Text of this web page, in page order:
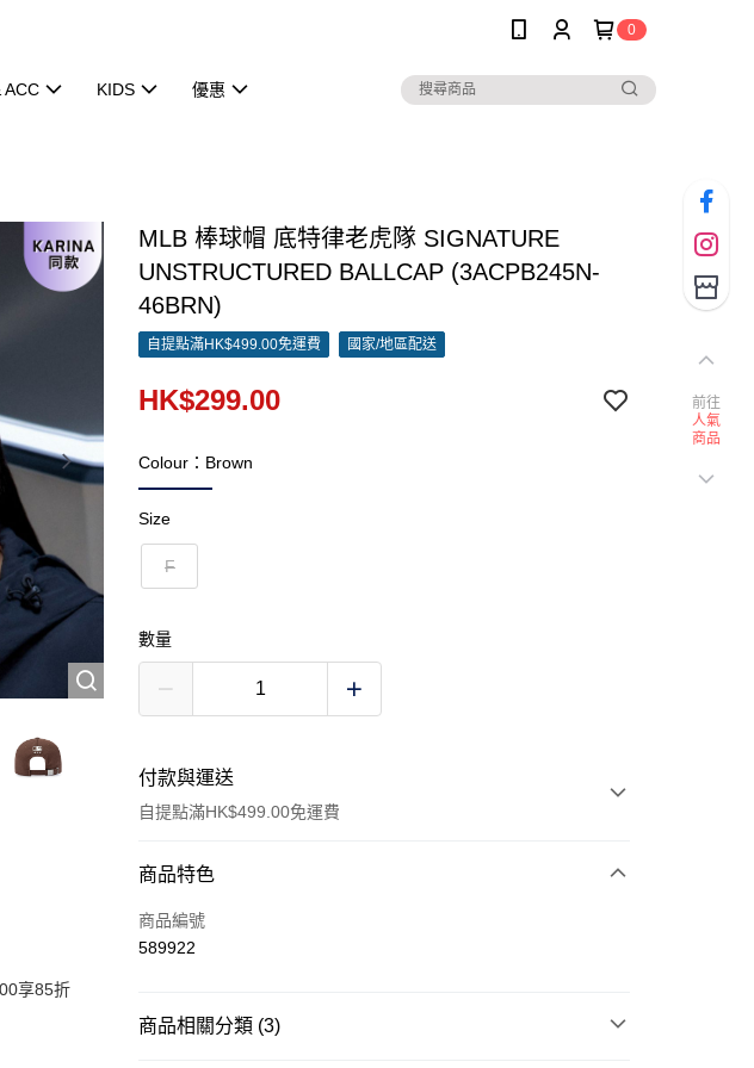
0
ACC KIDS 優惠
享85折
MLB 棒球帽 底特律老虎隊 SIGNATURE
UNSTRUCTURED BALLCAP (3ACPB245N-
46BRN)
自提點滿HK$499.00免運費 國家/地區配送
HK$299.00
Colour：Brown
Size
F
數量
付款與運送
自提點滿HK$499.00免運費
付款方式
信用卡
商品特色
商品編號
589922
商品相關分類 (3)
前往
人氣
商品